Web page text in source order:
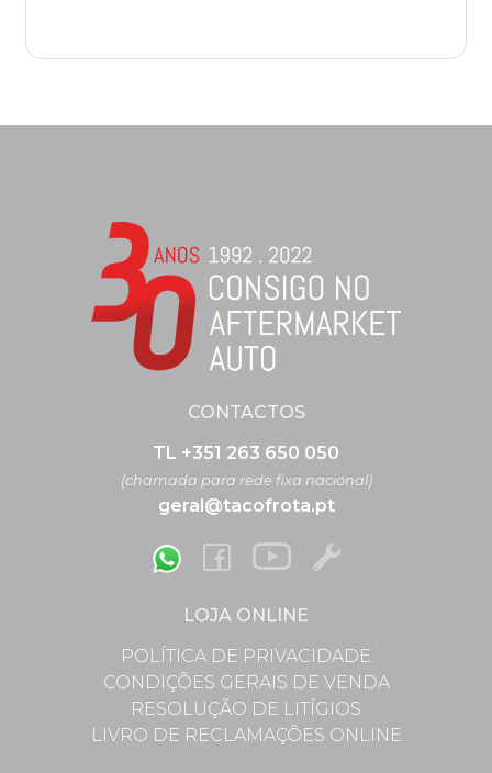
CONTACTOS
TL +351 263 650 050
(chamada para rede fixa nacional)
geral@tacofrota.pt
LOJA ONLINE
POLÍTICA DE PRIVACIDADE
CONDIÇÕES GERAIS DE VENDA
RESOLUÇÃO DE LITÍGIOS
LIVRO DE RECLAMAÇÕES ONLINE